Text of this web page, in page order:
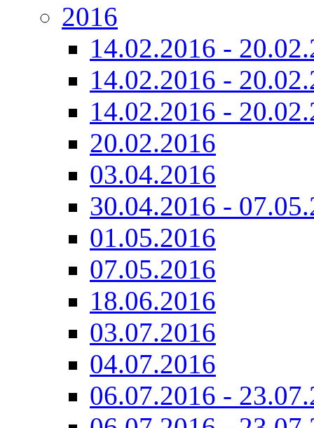
2016
14.02.2016 -
14.02.2016 -
14.02.2016 -
20.02.2016
03.04.2016
30.04.2016 -
01.05.2016
07.05.2016
18.06.2016
03.07.2016
04.07.2016
06.07.2016 -